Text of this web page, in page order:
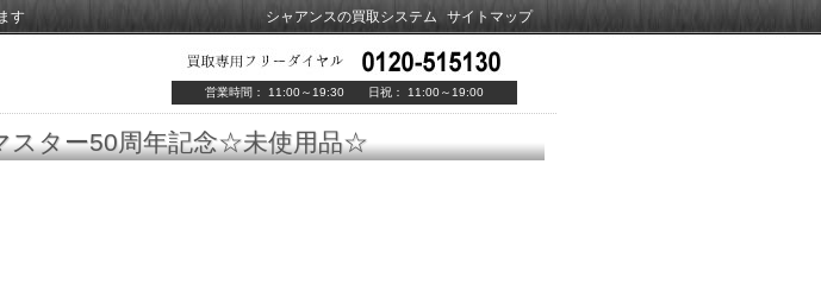
シャアンスの買取システム サイトマップ
す
営業時間： 11:00～19:30 日祝： 11:00～19:00
スター50周年記念☆未使用品☆